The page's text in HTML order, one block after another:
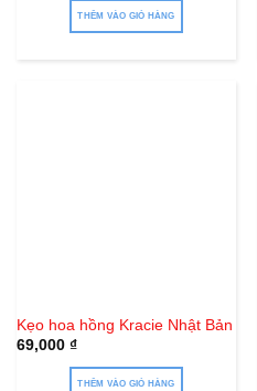
THÊM VÀO GIỎ HÀNG
Kẹo hoa hồng Kracie Nhật Bản
69,000 ₫
THÊM VÀO GIỎ HÀNG